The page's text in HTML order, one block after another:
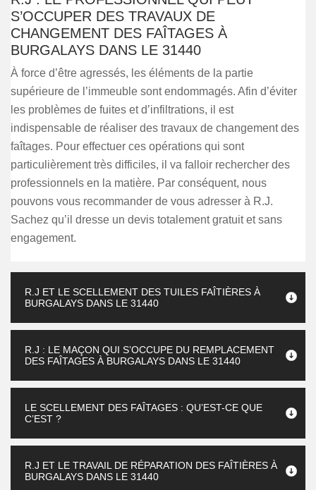
S’OCCUPER DES TRAVAUX DE
CHANGEMENT DES FAÎTAGES À
BURGALAYS DANS LE 31440
À force d’être agressés, les éléments de la partie
supérieure de l’immeuble sont endommagés. Afin d’éviter
les problèmes de fuites et d’infiltrations, il est
indispensable de réaliser des travaux de changement des
faîtages. Pour effectuer ces opérations qui sont
particulièrement très difficiles, il va falloir rechercher des
professionnels en la matière. Par conséquent, nous
pouvons vous recommander de vous adresser à R.J.
Sachez qu’il dresse un devis totalement gratuit et sans
engagement.
R.J ET LE SCELLEMENT DES TUILES FAÎTIÈRES À
BURGALAYS DANS LE 31440
R.J : LE MAÇON QUI S’OCCUPE DU REMPLACEMENT
DES FAÎTAGES À BURGALAYS DANS LE 31440
LE SCELLEMENT DES FAÎTAGES : QU’EST-CE QUE
C’EST ?
R.J ET LE TRAVAIL DE RÉPARATION DES FAÎTIÈRES À
BURGALAYS DANS LE 31440